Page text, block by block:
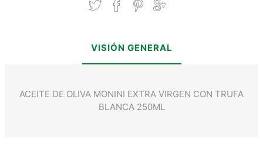
VISIÓN GENERAL
ACEITE DE OLIVA MONINI EXTRA VIRGEN CON TRUFA
BLANCA 250ML